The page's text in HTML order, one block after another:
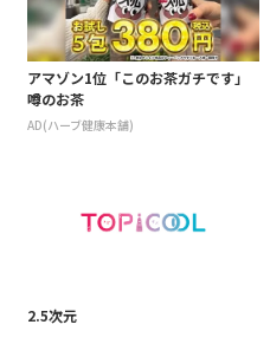
アマゾン1位「このお茶ガチです」
噂のお茶
AD(ハーブ健康本舗)
2.5次元